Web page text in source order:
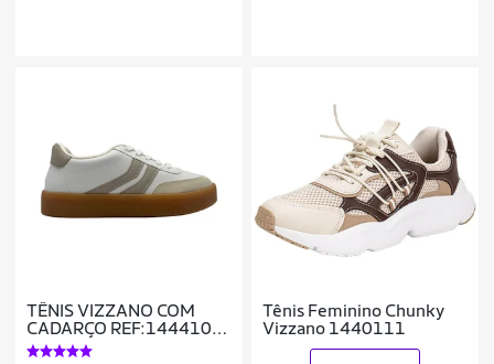
TÊNIS VIZZANO COM
CADARÇO REF:1444100
FEMININO
Tênis Feminino Chunky
Vizzano 1440111